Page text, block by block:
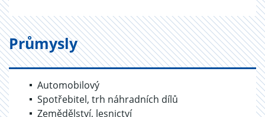
Průmysly
Automobilový
Spotřebitel, trh náhradních dílů
Zemědělství, lesnictví